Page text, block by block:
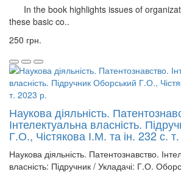
In the book highlights issues of
these basic co..
250 грн.
Наукова діяльність.
Інтелектуальна власність.
Г.О., Чістякова І.М. та ін. 232 с.
Наукова діяльність. Патентознавство.
власність: Підручник / Укладачі: Г.О.